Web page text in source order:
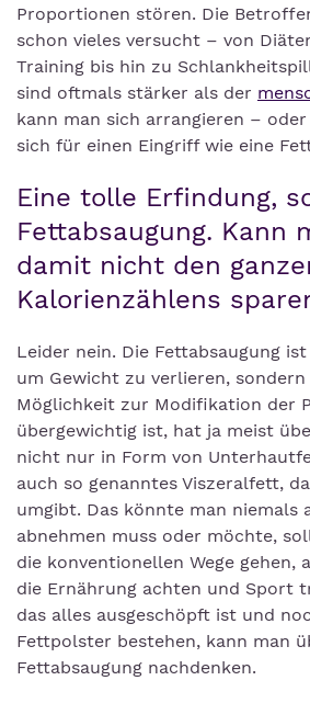
Proportionen stören. Die
schon vieles versucht – von
Training bis hin zu
sind oftmals stärker als der
kann man sich arrangieren –
sich für einen Eingriff wie eine
Eine tolle Erfindung,
Fettabsaugung. Kann
damit nicht den
Kalorienzählens
Leider nein. Die Fettabsaugung
um Gewicht zu verlieren,
Möglichkeit zur Modifikation der
übergewichtig ist, hat ja meist
nicht nur in Form von
auch so genanntes Viszeralfett,
umgibt. Das könnte man niemals
abnehmen muss oder möchte,
die konventionellen Wege gehen,
die Ernährung achten und Sport
das alles ausgeschöpft ist und
Fettpolster bestehen, kann man
Fettabsaugung nachdenken.